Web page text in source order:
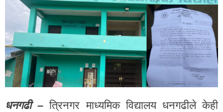
धनगढी –त्रिनगर माध्यमिक विद्यालय धनगढीले केही